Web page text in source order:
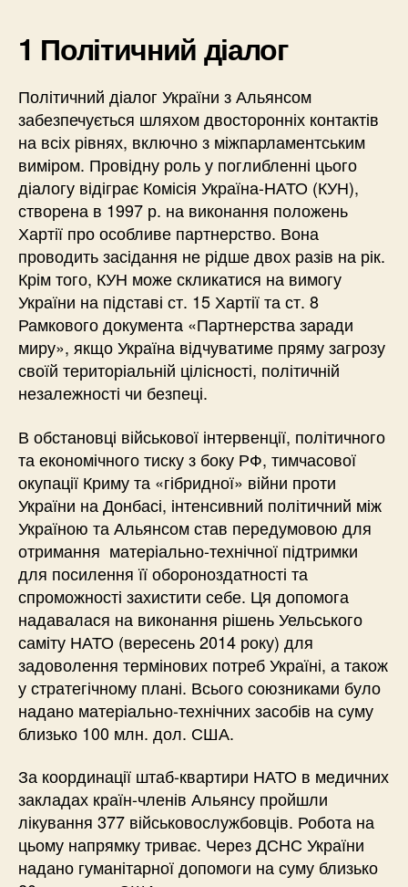
1 Політичний діалог
Політичний діалог України з Альянсом
забезпечується шляхом двосторонніх контактів
на всіх рівнях, включно з міжпарламентським
виміром. Провідну роль у поглибленні цього
діалогу відіграє Комісія Україна-НАТО (КУН),
створена в 1997 р. на виконання положень
Хартії про особливе партнерство. Вона
проводить засідання не рідше двох разів на рік.
Крім того, КУН може скликатися на вимогу
України на підставі ст. 15 Хартії та ст. 8
Рамкового документа «Партнерства заради
миру», якщо Україна відчуватиме пряму загрозу
своїй територіальній цілісності, політичній
незалежності чи безпеці.
В обстановці військової інтервенції, політичного
та економічного тиску з боку РФ, тимчасової
окупації Криму та «гібридної» війни проти
України на Донбасі, інтенсивний політичний між
Україною та Альянсом став передумовою для
отримання матеріально-технічної підтримки
для посилення її обороноздатності та
спроможності захистити себе. Ця допомога
надавалася на виконання рішень Уельського
саміту НАТО (вересень 2014 року) для
задоволення термінових потреб Україні, а також
у стратегічному плані. Всього союзниками було
надано матеріально-технічних засобів на суму
близько 100 млн. дол. США.
За координації штаб-квартири НАТО в медичних
закладах країн-членів Альянсу пройшли
лікування 377 військовослужбовців. Робота на
цьому напрямку триває. Через ДСНС України
надано гуманітарної допомоги на суму близько